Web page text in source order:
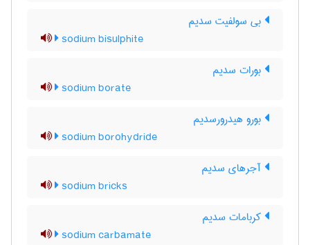
بی سولفیت سدیم
sodium bisulphite
بورات سدیم
sodium borate
بورو هیدرورسدیم
sodium borohydride
آجرهای سدیم
sodium bricks
کربامات سدیم
sodium carbamate